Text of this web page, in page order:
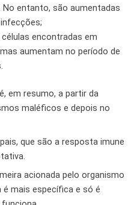
No entanto, são aumentadas
encontradas em
aumentam no período de
em resumo, a partir da
maléficos e depois no
que são a resposta imune
acionada pelo organismo
mais específica e só é